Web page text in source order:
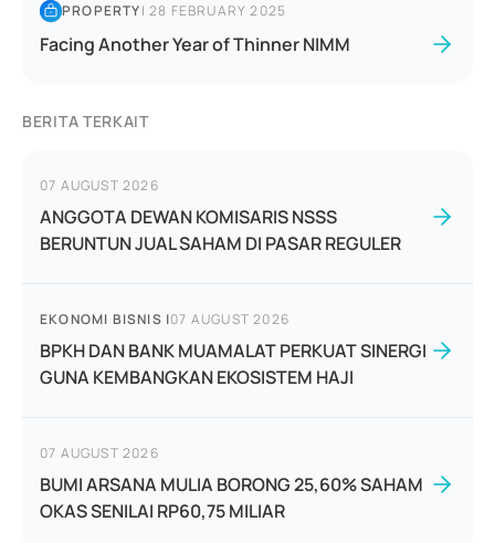
PROPERTY|28 FEBRUARY 2025
Facing Another Year of Thinner NIMM
BERITA TERKAIT
07 AUGUST 2026
ANGGOTA DEWAN KOMISARIS NSSS
BERUNTUN JUAL SAHAM DI PASAR REGULER
EKONOMI BISNIS |07 AUGUST 2026
BPKH DAN BANK MUAMALAT PERKUAT SINERGI
GUNA KEMBANGKAN EKOSISTEM HAJI
07 AUGUST 2026
BUMI ARSANA MULIA BORONG 25,60% SAHAM
OKAS SENILAI RP60,75 MILIAR